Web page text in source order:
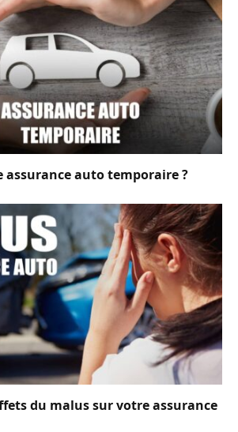
assurance auto temporaire ?
du malus sur votre assurance